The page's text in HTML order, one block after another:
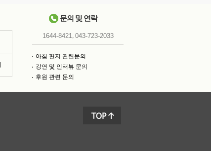
문의 및 연락
1644-8421, 043-723-2033
아침 편지 관련문의
강연 및 인터뷰 문의
후원 관련 문의